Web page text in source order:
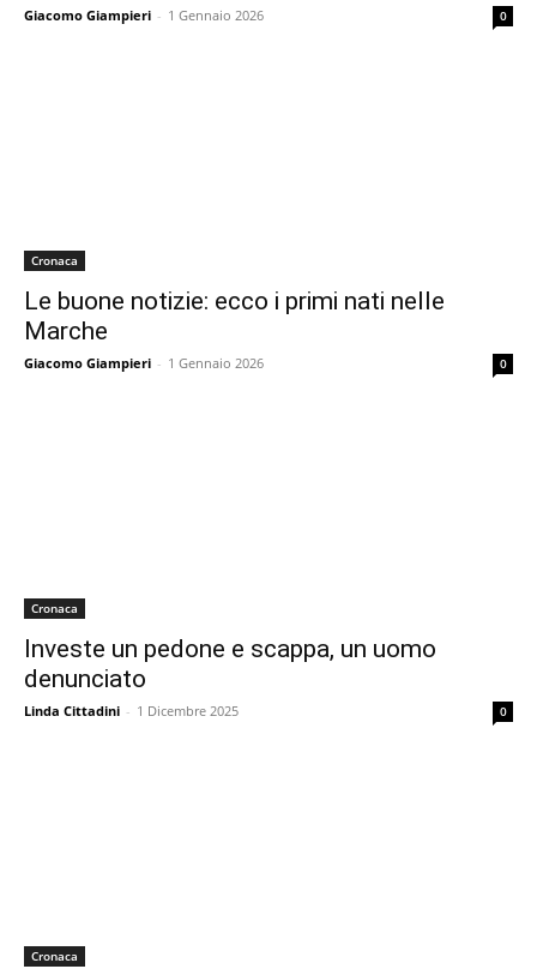
Giacomo Giampieri - 1 Gennaio 2026 0
Cronaca
Le buone notizie: ecco i primi nati nelle
Marche
Giacomo Giampieri - 1 Gennaio 2026 0
Cronaca
Investe un pedone e scappa, un uomo
denunciato
Linda Cittadini - 1 Dicembre 2025 0
Cronaca